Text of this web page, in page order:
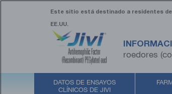
Skip
Este sitio está destinado​ a residentes de
EE.UU.
roedores
DATOS DE ENSAYOS
CLÍNICOS DE JIVI